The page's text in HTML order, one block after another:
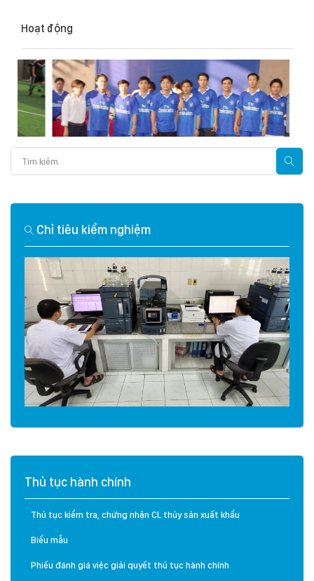
Hoạt động
Chỉ tiêu kiểm nghiệm
Thủ tục hành chính
Thủ tục kiểm tra, chứng nhận CL thủy sản xuất khẩu
Biểu mẫu
Phiếu đánh giá việc giải quyết thủ tục hành chính